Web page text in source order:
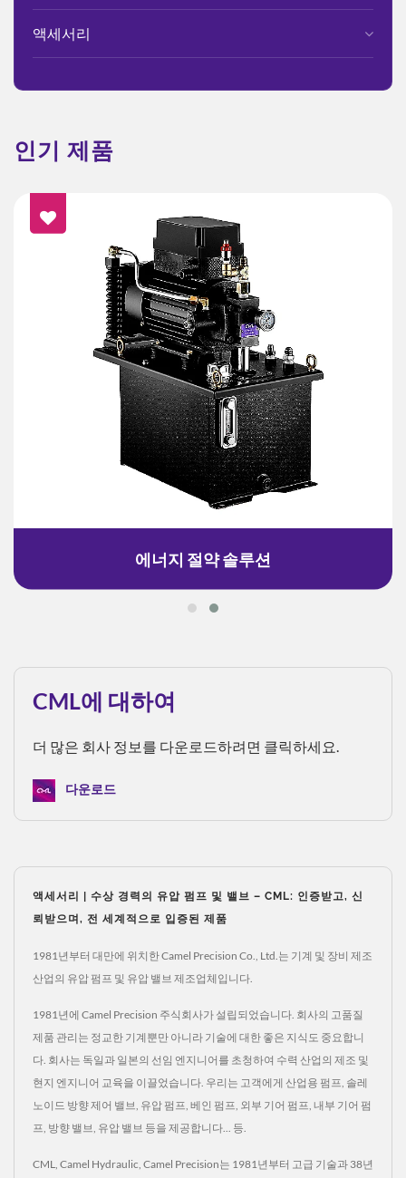
액세서리
인기 제품
에너지 절약 솔루션
CML에 대하여
더 많은 회사 정보를 다운로드하려면 클릭하세요.
다운로드
액세서리 | 수상 경력의 유압 펌프 및 밸브 – CML: 인증받고, 신
뢰받으며, 전 세계적으로 입증된 제품
1981년부터 대만에 위치한 Camel Precision Co., Ltd.는 기계 및 장비 제조
산업의 유압 펌프 및 유압 밸브 제조업체입니다.
1981년에 Camel Precision 주식회사가 설립되었습니다. 회사의 고품질
제품 관리는 정교한 기계뿐만 아니라 기술에 대한 좋은 지식도 중요합니
다. 회사는 독일과 일본의 선임 엔지니어를 초청하여 수력 산업의 제조 및
현지 엔지니어 교육을 이끌었습니다. 우리는 고객에게 산업용 펌프, 솔레
노이드 방향 제어 밸브, 유압 펌프, 베인 펌프, 외부 기어 펌프, 내부 기어 펌
프, 방향 밸브, 유압 밸브 등을 제공합니다... 등.
CML, Camel Hydraulic, Camel Precision는 1981년부터 고급 기술과 38년